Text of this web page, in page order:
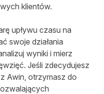
klientów.
upływu czasu na
swoje działania
wyniki i mierz
Jeśli zdecydujesz
Awin, otrzymasz do